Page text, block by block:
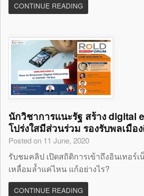
CONTINUE READING
นักวิชาการแนะรัฐ สร้าง digital
โปร่งใสมีส่วนร่วม รองรับพลเมือ
Posted on 11 June, 2020
รับชมคลิป เปิดสถิติการเข้าถึงอินเทอร์
เหลื่อมล้ำแค่ไหน แก้อย่างไร?
CONTINUE READING